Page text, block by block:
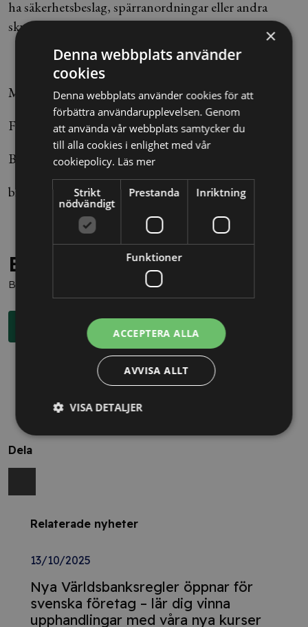
ha säkerhetsbeslag, spärranordningar eller andra
skydd som begränsar risken för att barn ska falla ut.
Målnr T10428-16
Foto: Fredrik Sandberg/TT
Bianca Rönngren
bianca.ronngren@alltomjuridik.se
Behöver du juridisk hjälp?
Boka en kostnadsfri konsultation direkt via knappen nedan.
Boka rådgivning
Dela
Relaterade nyheter
13/10/2025
Nya Världsbanksregler öppnar för
svenska företag – lär dig vinna
upphandlingar med våra nya kurser
×
Denna webbplats använder
cookies
Denna webbplats använder cookies för att
förbättra användarupplevelsen. Genom
att använda vår webbplats samtycker du
till alla cookies i enlighet med vår
cookiepolicy. Läs mer
Strikt
nödvändigt
Prestanda Inriktning
Funktioner
ACCEPTERA ALLA
AVVISA ALLT
VISA DETALJER